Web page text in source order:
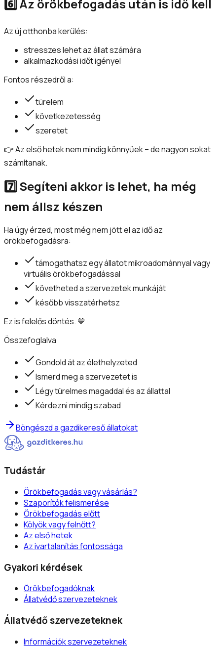
6️⃣ Az örökbefogadás után is idő kell
Az új otthonba kerülés:
stresszes lehet az állat számára
alkalmazkodási időt igényel
Fontos részedről a:
türelem
következetesség
szeretet
👉 Az első hetek nem mindig könnyűek – de nagyon sokat
számítanak.
7️⃣ Segíteni akkor is lehet, ha még
nem állsz készen
Ha úgy érzed, most még nem jött el az idő az
örökbefogadásra:
támogathatsz egy állatot mikroadománnyal vagy
virtuális örökbefogadással
követheted a szervezetek munkáját
később visszatérhetsz
Ez is felelős döntés. 💛
Összefoglalva
Gondold át az élethelyzeted
Ismerd meg a szervezetet is
Légy türelmes magaddal és az állattal
Kérdezni mindig szabad
Böngészd a gazdikereső állatokat
Tudástár
Örökbefogadás vagy vásárlás?
Szaporítók felismerése
Örökbefogadás előtt
Kölyök vagy felnőtt?
Az első hetek
Az ivartalanítás fontossága
Gyakori kérdések
Örökbefogadóknak
Állatvédő szervezeteknek
Állatvédő szervezeteknek
Információk szervezeteknek